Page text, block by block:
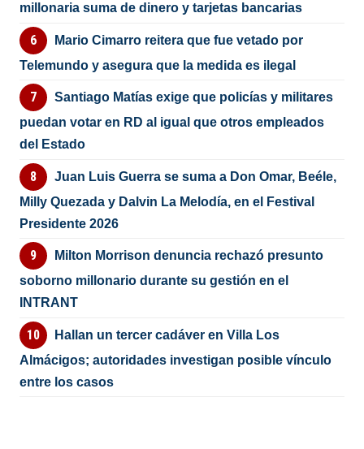
millonaria suma de dinero y tarjetas bancarias
Mario Cimarro reitera que fue vetado por
Telemundo y asegura que la medida es ilegal
Santiago Matías exige que policías y militares
puedan votar en RD al igual que otros empleados
del Estado
Juan Luis Guerra se suma a Don Omar, Beéle,
Milly Quezada y Dalvin La Melodía, en el Festival
Presidente 2026
Milton Morrison denuncia rechazó presunto
soborno millonario durante su gestión en el
INTRANT
Hallan un tercer cadáver en Villa Los
Almácigos; autoridades investigan posible vínculo
entre los casos